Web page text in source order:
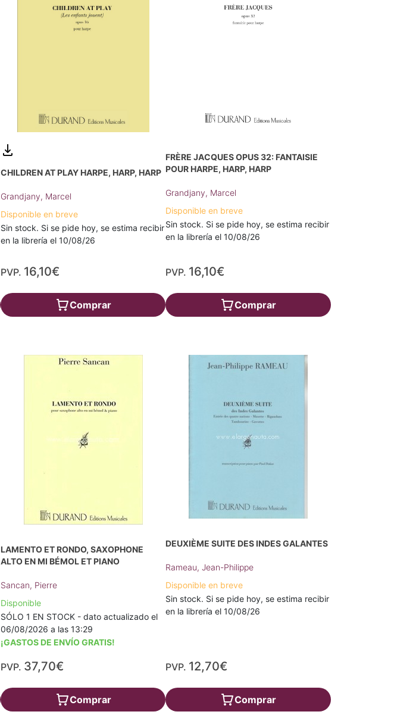
CHILDREN AT PLAY HARPE, HARP, HARP
Grandjany, Marcel
Disponible en breve
Sin stock. Si se pide hoy, se estima recibir
en la librería el 10/08/26
PVP. 16,10€
Comprar
FRÈRE JACQUES OPUS 32: FANTAISIE
POUR HARPE, HARP, HARP
Grandjany, Marcel
Disponible en breve
Sin stock. Si se pide hoy, se estima recibir
en la librería el 10/08/26
PVP. 16,10€
Comprar
LAMENTO ET RONDO, SAXOPHONE
ALTO EN MI BÉMOL ET PIANO
Sancan, Pierre
Disponible
SÓLO 1 EN STOCK - dato actualizado el
06/08/2026 a las 13:29
¡GASTOS DE ENVÍO GRATIS!
PVP. 37,70€
Comprar
DEUXIÈME SUITE DES INDES GALANTES
Rameau, Jean-Philippe
Disponible en breve
Sin stock. Si se pide hoy, se estima recibir
en la librería el 10/08/26
PVP. 12,70€
Comprar